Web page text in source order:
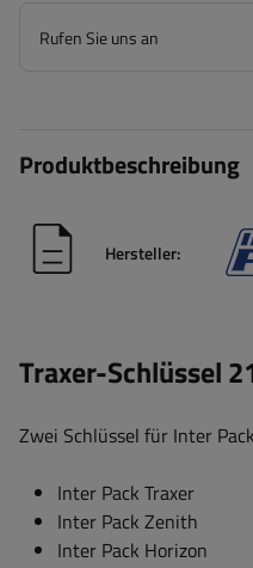
Rufen Sie uns an
Produktbeschreibung
Hersteller:
Traxer-Schlüssel
Zwei Schlüssel für Inter
Inter Pack Traxer
Inter Pack Zenith
Inter Pack Horizon